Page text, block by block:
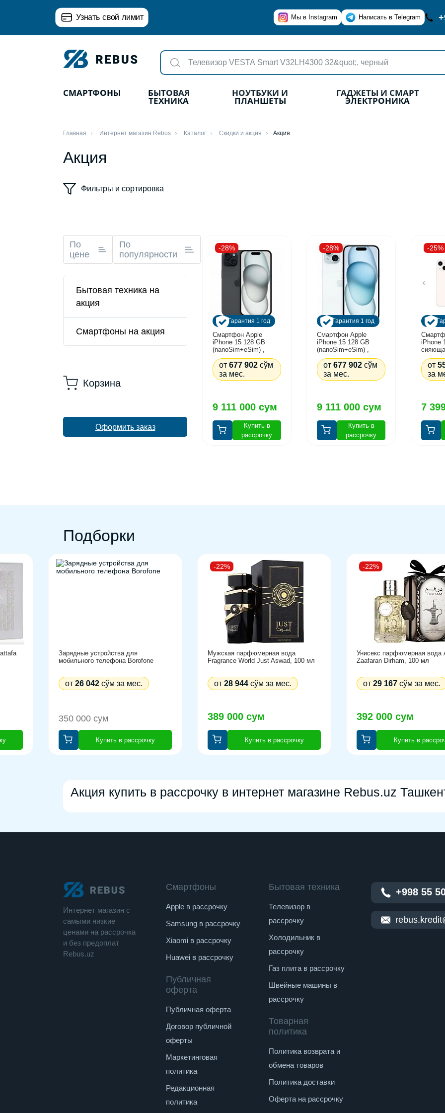
Узнать свой лимит Мы в Instagram Написать в Telegram
СМАРТФОНЫ БЫТОВАЯ
ТЕХНИКА
НОУТБУКИ И
ПЛАНШЕТЫ
ГАДЖЕТЫ И СМАРТ
ЭЛЕКТРОНИКА
Главная Интернет магазин Rebus Каталог Скидки и акция Акция
Акция
Фильтры и сортировка
По
цене
По
популярности
Бытовая техника на
акция
Смартфоны на акция
Корзина
Оформить заказ
-28%
Гарантия 1 год
Смартфон Apple
iPhone 15 128 GB
(nanoSim+eSim) ,
черный
9 111 000 сум
от 677 902 сўм
за мес.
Купить в
рассрочку
-28%
Гарантия 1 год
Смартфон Apple
iPhone 15 128 GB
(nanoSim+eSim) ,
синий
9 111 000 сум
от 677 902 сўм
за мес.
Купить в
рассрочку
-25%
iPhone
7
от
за
Подборки
Зарядные устройства для
мобильного телефона Borofone
350 000 сум
от 26 042 сўм за мес.
Купить в рассрочку
-22%
Мужская парфюмерная вода
Fragrance World Just Aswad, 100 мл
389 000 сум
от 28 944 сўм за мес.
Купить в рассрочку
-22%
Унисекс парфюмерная вода
Zaafaran Dirham, 100 мл
392 000 сум
от 29 167 сўм за мес.
Купить в
Акция купить в рассрочку в интернет магазине Rebus.uz
Интернет магазин c
cамыми низкие
ценами на рассрочка
и без предоплат
Rebus.uz
Смартфоны
Apple в рассрочку
Samsung в рассрочку
Xiaomi в рассрочку
Huawei в рассрочку
Публичная
оферта
Публичная оферта
Договор публичной
оферты
Маркетинговая
политика
Редакционная
политика
Бытовая техника
Телевизор в
рассрочку
Холодильник в
рассрочку
Газ плита в рассрочку
Швейные машины в
рассрочку
Товарная
политика
Политика возврата и
обмена товаров
Политика доставки
Оферта на рассрочку
+998 55